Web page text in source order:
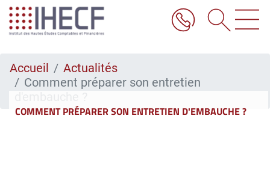
Aller
au
contenu
Accueil
Actualités
Comment préparer son entretien
COMMENT PRÉPARER SON ENTRETIEN D'EMBAUCHE ?